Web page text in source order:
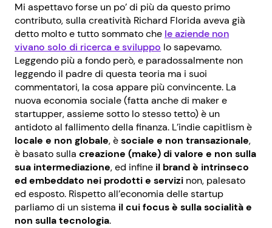
Mi aspettavo forse un po’ di più da questo primo
contributo, sulla creatività Richard Florida aveva già
detto molto e tutto sommato che le aziende non
vivano solo di ricerca e sviluppo lo sapevamo.
Leggendo più a fondo però, e paradossalmente non
leggendo il padre di questa teoria ma i suoi
commentatori, la cosa appare più convincente. La
nuova economia sociale (fatta anche di maker e
startupper, assieme sotto lo stesso tetto) è un
antidoto al fallimento della finanza. L’indie capitlism è
locale e non globale, èsociale e non transazionale,
è basato sulla creazione (make) di valore e non sulla
sua intermediazione, ed infine il brand è intrinseco
ed embeddato nei prodotti e servizi non, palesato
ed esposto. Rispetto all’economia delle startup
parliamo di un sistema il cui focus è sulla socialità e
non sulla tecnologia.